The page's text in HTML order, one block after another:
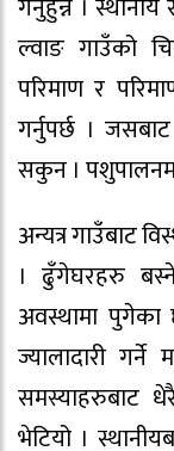
ल्वाङ गाउँको
परिमाण र
गर्नुपर्छ ।
सकुन ।
अन्यत्र गाउँबाट
। ढुँगेघरहरु
अवस्थामा
ज्यालादारी
समस्याहरुबाट
भेटियो ।